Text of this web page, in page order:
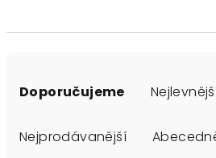
Doporučujeme
Nejprodávanější